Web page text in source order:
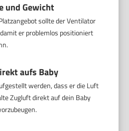
und Gewicht
sollte der Ventilator
er problemlos positioniert
aufs Baby
werden, dass er die Luft
Zugluft direkt auf dein Baby